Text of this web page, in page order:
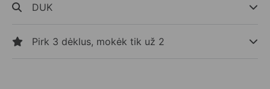
DUK
Pirk 3 dėklus, mokėk tik už 2